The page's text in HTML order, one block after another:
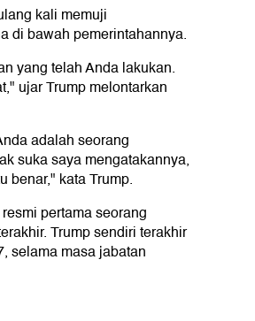
kali memuji
di bawah pemerintahannya.
yang telah Anda lakukan.
ujar Trump melontarkan
adalah seorang
suka saya mengatakannya,
benar," kata Trump.
pertama seorang
Trump sendiri terakhir
selama masa jabatan